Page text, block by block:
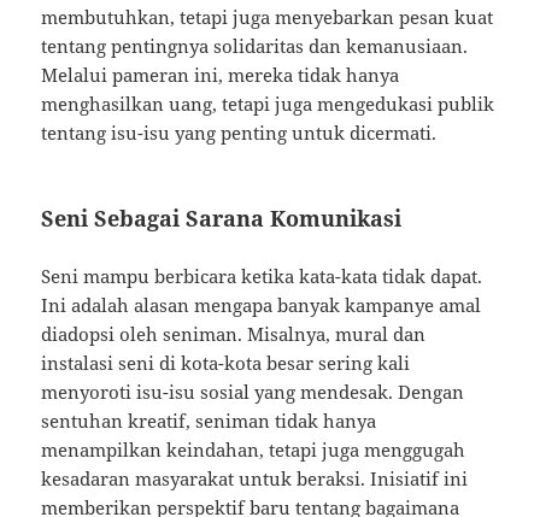
membutuhkan, tetapi juga menyebarkan pesan kuat
tentang pentingnya solidaritas dan kemanusiaan.
Melalui pameran ini, mereka tidak hanya
menghasilkan uang, tetapi juga mengedukasi publik
tentang isu-isu yang penting untuk dicermati.
Seni Sebagai Sarana Komunikasi
Seni mampu berbicara ketika kata-kata tidak dapat.
Ini adalah alasan mengapa banyak kampanye amal
diadopsi oleh seniman. Misalnya, mural dan
instalasi seni di kota-kota besar sering kali
menyoroti isu-isu sosial yang mendesak. Dengan
sentuhan kreatif, seniman tidak hanya
menampilkan keindahan, tetapi juga menggugah
kesadaran masyarakat untuk beraksi. Inisiatif ini
memberikan perspektif baru tentang bagaimana